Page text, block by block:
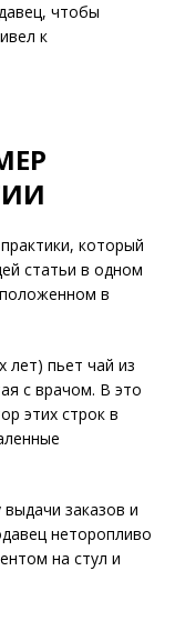
чтобы
к
который
статьи в одном
в
пьет чай из
с врачом. В это
этих строк в
заказов и
неторопливо
на стул и